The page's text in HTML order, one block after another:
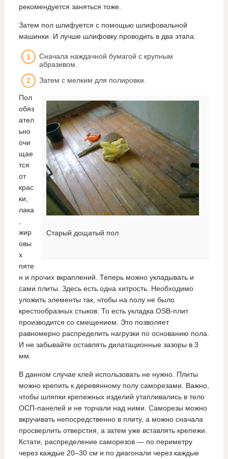
рекомендуется заняться тоже.
Затем пол шлифуется с помощью шлифовальной
машинки. И лучше шлифовку проводить в два этапа:
Сначала наждачной бумагой с крупным
абразивом.
Затем с мелким для полировки.
Старый дощатый пол
Пол
обяз
ател
ьно
очи
щае
тся
от
крас
ки,
лака
жир
овы
х
пяте
н и прочих вкраплений. Теперь можно укладывать и
сами плиты. Здесь есть одна хитрость. Необходимо
уложить элементы так, чтобы на полу не было
крестообразных стыков. То есть укладка OSB-плит
производится со смещением. Это позволяет
равномерно распределить нагрузки по основанию пола.
И не забывайте оставлять дилатационные зазоры в 3
мм.
В данном случае клей использовать не нужно. Плиты
можно крепить к деревянному полу саморезами. Важно,
чтобы шляпки крепежных изделий утапливались в тело
ОСП-панелей и не торчали над ними. Саморезы можно
вкручивать непосредственно в плиту, а можно сначала
просверлить отверстия, а затем уже вставлять крепежи.
Кстати, распределение саморезов — по периметру
через каждые 20–30 см и по диагонали через каждые